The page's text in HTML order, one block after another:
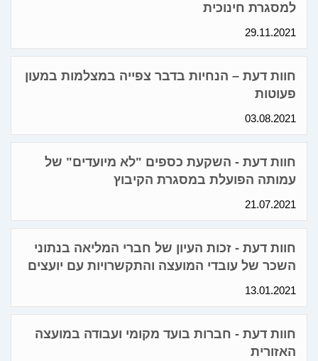
למסגרת חינוכית
29.11.2021
חוות דעת – הנחיות בדבר צפייה במצלמות במעון
פעוטות
03.08.2021
חוות דעת - השקעת כספים "לא מיועדים" של
עמותה הפועלת במסגרת הקיבוץ
21.07.2021
חוות דעת - זכות העיון של חברי המליאה בנתוני
השכר של עובדי המועצה והתקשרויות עם יועצים
13.01.2021
חוות דעת - חברות בועד מקומי ועבודה במועצה
האזורית